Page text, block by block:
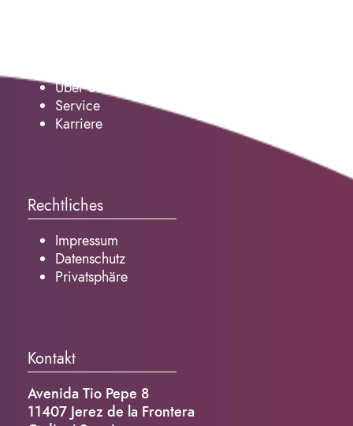
Über Uns
Service
Karriere
Rechtliches
Impressum
Datenschutz
Privatsphäre
Kontakt
Avenida Tio Pepe 8
11407 Jerez de la Frontera